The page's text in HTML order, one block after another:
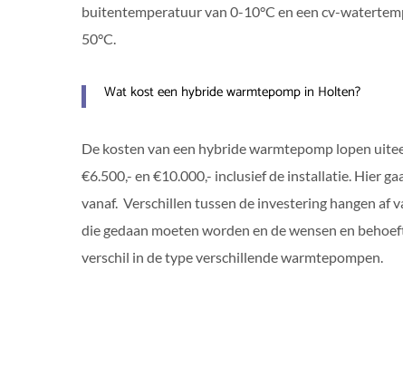
buitentemperatuur van 0-10°C en een cv-
50°C.
Wat kost een hybride warmtepomp in Holten?
De kosten van een hybride warmtepomp lopen
€6.500,- en €10.000,- inclusief de installatie. Hier
vanaf. Verschillen tussen de investering hangen af
die gedaan moeten worden en de wensen en
verschil in de type verschillende warmtepompen.